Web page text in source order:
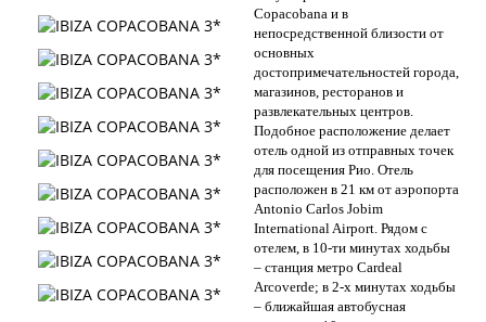
Copacobana и в
непосредственной близости от
основных
достопримечательностей города,
магазинов, ресторанов и
развлекательных центров.
Подобное расположение делает
отель одной из отправных точек
для посещения Рио. Отель
расположен в 21 км от аэропорта
Antonio Carlos Jobim
International Airport. Рядом с
отелем, в 10-ти минутах ходьбы
– станция метро Cardeal
Arcoverde; в 2-х минутах ходьбы
– ближайшая автобусная